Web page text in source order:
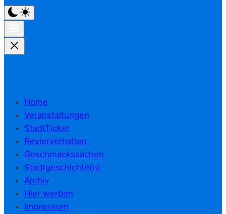
Home
Veranstaltungen
StadtTicker
Revierverhalten
Geschmackssachen
Stadtgeschichte(n)
Archiv
Hier werben
Impressum